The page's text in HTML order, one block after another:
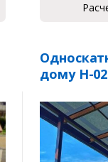
дому Н-